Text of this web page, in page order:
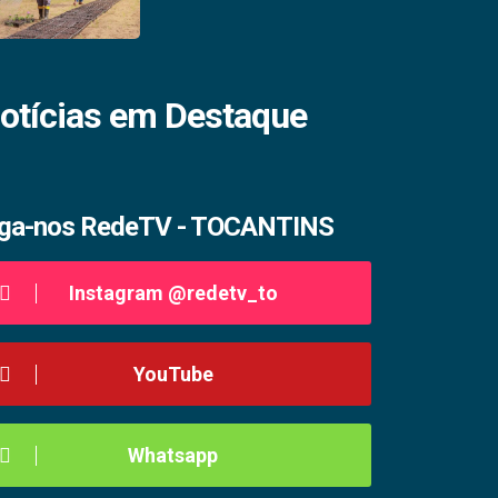
em Destaque
nos RedeTV - TOCANTINS
Instagram @redetv_to
YouTube
Whatsapp